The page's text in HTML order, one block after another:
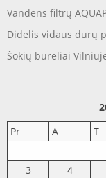
Vandens filtrų
Didelis vidaus durų
Šokių būreliai
Pr
A T
3
4